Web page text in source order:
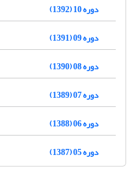
دوره 10 (1392)
دوره 09 (1391)
دوره 08 (1390)
دوره 07 (1389)
دوره 06 (1388)
دوره 05 (1387)